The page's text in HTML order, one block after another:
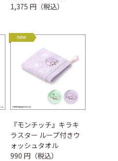
1,375 円（税込）
new
『モンチッチ』キラキ
ラスター ループ付きウ
ォッシュタオル
990 円（税込）